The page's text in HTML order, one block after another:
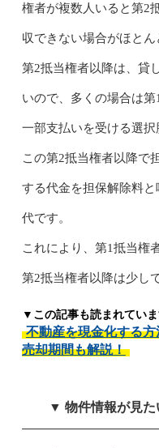
権者が複数人いると第2
収できない場合がほとん
第2抵当権者以降は、貸
いので、多くの場合は
一部支払いを受ける選択
この第2抵当権者以降で
する代金を担保解除料
代です。
これにより、第1抵当権
第2抵当権者以降は少し
▼この記事も読まれてい
不動産を現金化する
売却期間も解説！
▼ 物件情報が見